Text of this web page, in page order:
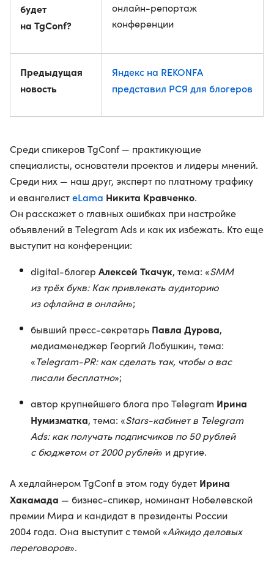
будет
на TgConf?
онлайн-репортаж
конференции
Предыдущая
новость
Яндекс на REKONFA
представил РСЯ для блогеров
Среди спикеров TgConf — практикующие
специалисты, основатели проектов и лидеры мнений.
Среди них — наш друг, эксперт по платному трафику
и евангелистeLama Никита Кравченко.
Он расскажет о главных ошибках при настройке
объявлений в Telegram Ads и как их избежать. Кто еще
выступит на конференции:
digital-блогер Алексей Ткачук, тема: «SMM
из трёх букв: Как привлекать аудиторию
из офлайна в онлайн»;
бывший пресс-секретарь Павла Дурова,
медиаменеджер Георгий Лобушкин, тема:
«Telegram-PR: как сделать так, чтобы о вас
писали бесплатно»;
автор крупнейшего блога про Telegram Ирина
Нумизматка, тема: «Stars-кабинет в Telegram
Ads: как получать подписчиков по 50 рублей
с бюджетом от 2000 рублей» и другие.
А хедлайнером TgConf в этом году будет Ирина
Хакамада — бизнес-спикер, номинант Нобелевской
премии Мира и кандидат в президенты России
2004 года. Она выступит с темой «Айкидо деловых
переговоров».